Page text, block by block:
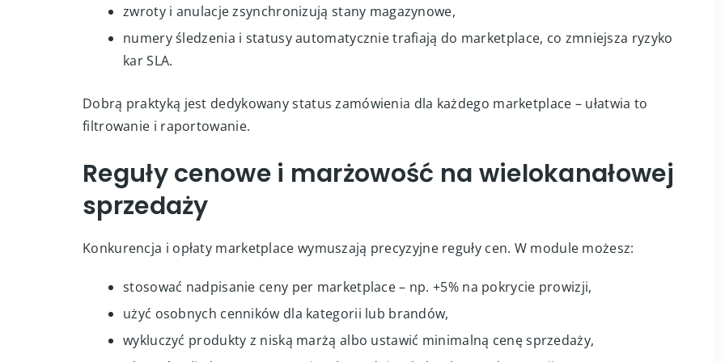
magnalister zapisuje zamówienia marketplace jako natywne zamówienia w PrestaShop. Dzięki
temu:
drukujesz dokumenty logistyczne spójnymi szablonami,
zwroty i anulacje zsynchronizują stany magazynowe,
numery śledzenia i statusy automatycznie trafiają do marketplace, co zmniejsza ryzyko
kar SLA.
Dobrą praktyką jest dedykowany status zamówienia dla każdego marketplace – ułatwia to
filtrowanie i raportowanie.
Reguły cenowe i marżowość na wielokanałowej
sprzedaży